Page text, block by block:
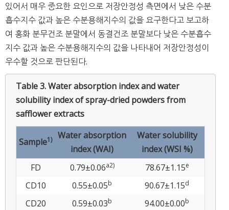
있어서 매우 중요한 요인으로 저장안정성 측면에서 낮은 수분
흡수지수 값과 높은 수분용해지수의 값을 요구한다고 보고하
여 홍화 분무건조 분말에서 동결건조 분말보다 낮은 수분흡수
지수 값과 높은 수분용해지수의 값을 나타내어 저장안정성이
우수할 것으로 판단된다.
Table 3.Water absorption index and water
solubility index of spray-dried powders from
safflower extracts
Sample1)
Water absorption
index (WAI)
Water solubility
index (WSI %)
FD
0.79±0.06a2) 78.67±1.15e
CD10 0.55±0.05b 90.67±1.15d
CD20 0.59±0.03b 94.00±0.00b